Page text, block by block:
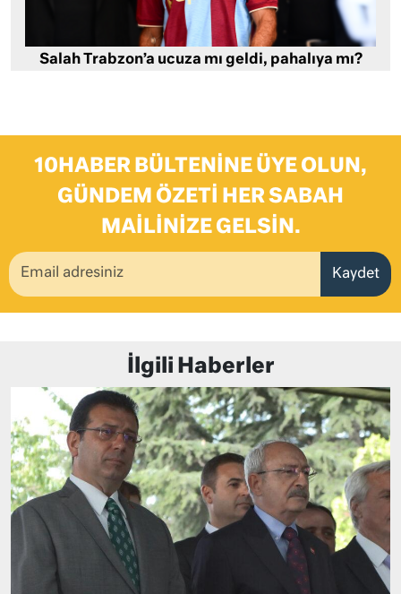
Salah Trabzon’a ucuza mı geldi, pahalıya mı?
10HABER BÜLTENINE ÜYE OLUN,
GÜNDEM ÖZETI HER SABAH
MAILINIZE GELSIN.
Kaydet
İlgili Haberler